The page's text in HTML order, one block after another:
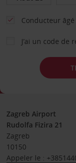
Conducteur
J’ai un code de
Zagreb Airport
Rudolfa Fizira 21
Zagreb
10150
Appeler le :